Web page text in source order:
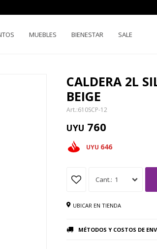
MUEBLES BIENESTAR SALE
CALDERA 2L
BEIGE
610SCP-12
UYU 760
UYU 646
1
UBICAR EN TIENDA
MÉTODOS Y COSTOS DE